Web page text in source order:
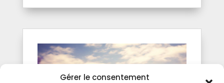
Gérer le consentement